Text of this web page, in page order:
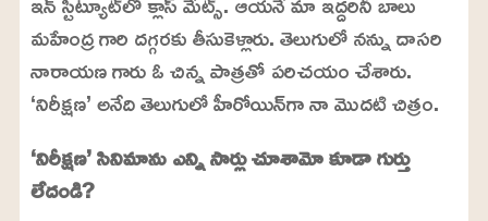
మహేంద్ర గారి దగ్గరకు తీసుకెళ్లారు. తెలుగులో నన్ను దాసరి
నారాయణ గారు ఓ చిన్న పాత్రతో పరిచయం చేశారు.
‘నిరీక్షణ’ అనేది తెలుగులో హీరోయిన్‌గా నా మొదటి చిత్రం.
‘నిరీక్షణ’ సినిమాను ఎన్ని సార్లు చూశామో కూడా గుర్తు
లేదండి?